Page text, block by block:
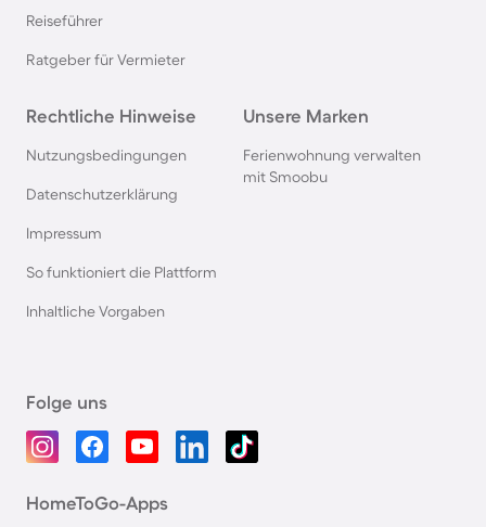
Reiseführer
Ratgeber für Vermieter
Rechtliche Hinweise
Nutzungsbedingungen
Datenschutzerklärung
Impressum
So funktioniert die Plattform
Inhaltliche Vorgaben
Unsere Marken
Ferienwohnung verwalten
mit Smoobu
Folge uns
HomeToGo-Apps